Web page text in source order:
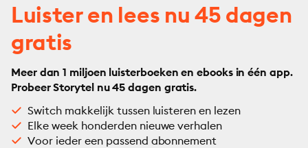
Luister en lees nu 45 dagen
gratis
Meer dan 1 miljoen luisterboeken en ebooks in één app.
Probeer Storytel nu 45 dagen gratis.
Switch makkelijk tussen luisteren en lezen
Elke week honderden nieuwe verhalen
Voor ieder een passend abonnement